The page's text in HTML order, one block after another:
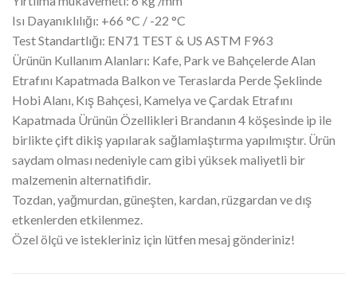
Isı Dayanıklılığı: +66 °C / -22 °C
Test Standartlığı: EN71 TEST & US ASTM F963
Ürünün Kullanım Alanları: Kafe, Park ve Bahçelerde Alan
Etrafını Kapatmada Balkon ve Teraslarda Perde Şeklinde
Hobi Alanı, Kış Bahçesi, Kamelya ve Çardak Etrafını
Kapatmada Ürünün Özellikleri Brandanın 4 köşesinde ip ile
birlikte çift dikiş yapılarak sağlamlaştırma yapılmıştır. Ürün
saydam olması nedeniyle cam gibi yüksek maliyetli bir
malzemenin alternatifidir.
Tozdan, yağmurdan, güneşten, kardan, rüzgardan ve dış
etkenlerden etkilenmez.
Özel ölçü ve istekleriniz için lütfen mesaj gönderiniz!